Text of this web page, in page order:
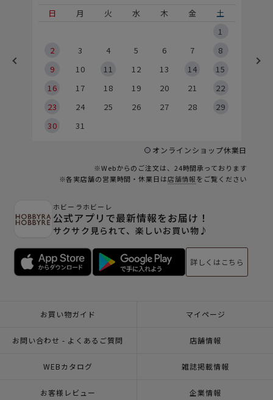
日
月 火 水 木 金
土
1
2
3 4 5 6 7
8
9
10 11 12 13 14
15
16
17 18 19 20 21
22
23
24 25 26 27 28
29
30
31
オンラインショップ休業日
※Webからのご注文は、24時間承っております
※各実店舗の営業時間・休業日は店舗情報をご覧ください
ホビーラホビーレ
公式アプリで最新情報をお届け！
サクサク見られて、楽しいお買い物♪
詳しくはこちら
お買い物ガイド マイページ
お問い合わせ - よくあるご質問 店舗情報
WEBカタログ 雑誌掲載情報
お客様レビュー 企業情報